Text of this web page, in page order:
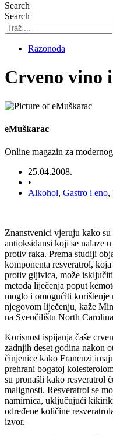
Search
Search
Razonoda
Crveno vino
eMuškarac
Online magazin za
25.04.2008.
•
Alkohol, Gastro i eno,
Znanstvenici vjeruju kako
antioksidansi koji se nalaze
protiv raka. Prema studiji
komponenta resveratrol,
protiv gljivica, može
metoda liječenja poput
moglo i omogućiti korištenje
njegovom liječenju, kaže
na Sveučilištu North
Korisnost ispijanja čaše
zadnjih deset godina nakon
činjenice kako Francuzi
prehrani bogatoj
su pronašli kako resveratrol
malignosti. Resveratrol se
namirnica, uključujući
određene količine
izvor.